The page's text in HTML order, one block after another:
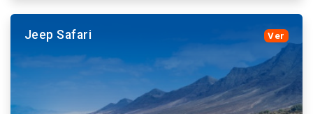
Nous vous offrons les plus hauts standards de
qualité, découvrez l&#39;île avec nos guides qualifiés
et nos bus modernes
Jeep Safari Ver